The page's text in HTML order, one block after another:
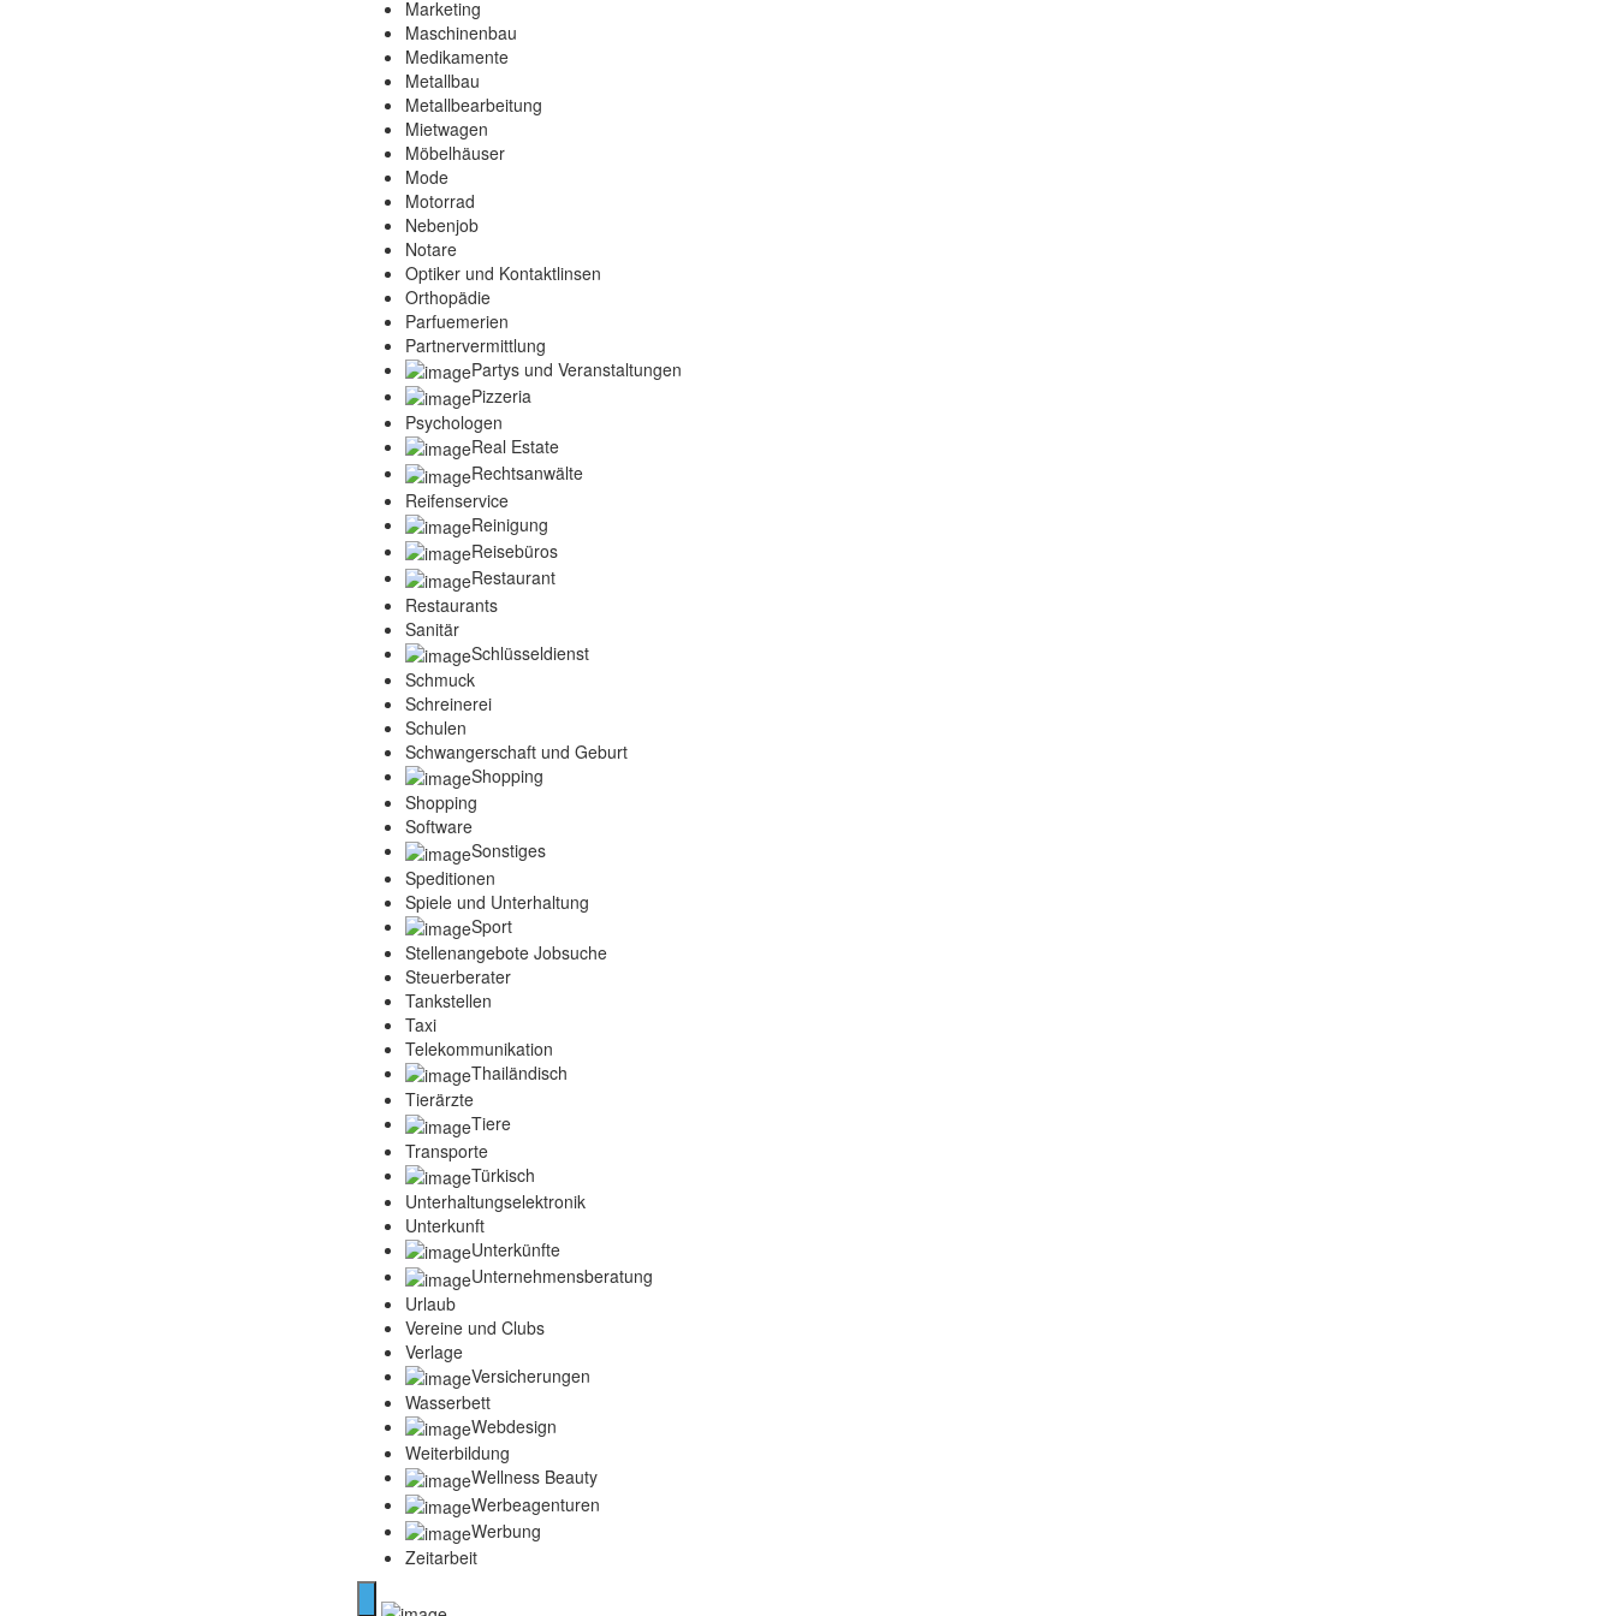
Marketing
Maschinenbau
Medikamente
Metallbau
Metallbearbeitung
Mietwagen
Möbelhäuser
Mode
Motorrad
Nebenjob
Notare
Optiker und Kontaktlinsen
Orthopädie
Parfuemerien
Partnervermittlung
Partys und Veranstaltungen
Pizzeria
Psychologen
Real Estate
Rechtsanwälte
Reifenservice
Reinigung
Reisebüros
Restaurant
Restaurants
Sanitär
Schlüsseldienst
Schmuck
Schreinerei
Schulen
Schwangerschaft und Geburt
Shopping
Shopping
Software
Sonstiges
Speditionen
Spiele und Unterhaltung
Sport
Stellenangebote Jobsuche
Steuerberater
Tankstellen
Taxi
Telekommunikation
Thailändisch
Tierärzte
Tiere
Transporte
Türkisch
Unterhaltungselektronik
Unterkunft
Unterkünfte
Unternehmensberatung
Urlaub
Vereine und Clubs
Verlage
Versicherungen
Wasserbett
Webdesign
Weiterbildung
Wellness Beauty
Werbeagenturen
Werbung
Zeitarbeit